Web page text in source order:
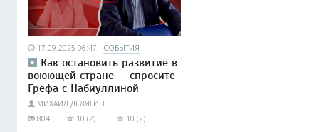
17.09.2025 06:47 СОБЫТИЯ
Как остановить развитие в
воюющей стране — спросите
Грефа с Набиуллиной
МИХАИЛ ДЕЛЯГИН
804
10 (2) 10 (2)